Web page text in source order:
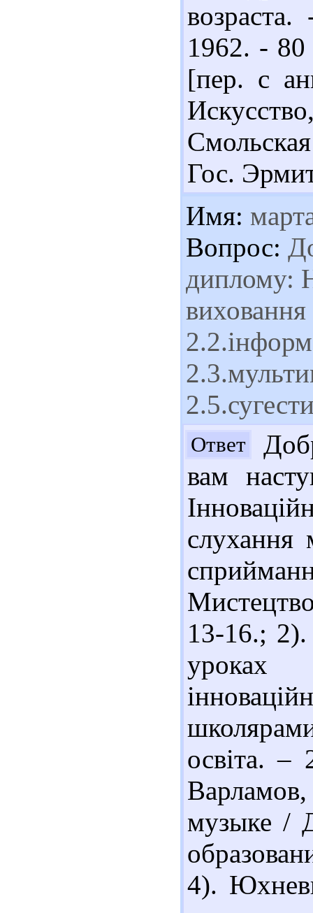
1962. -
[пер. с
Гос.
Имя:
Вопрос:
диплому:
виховання
Ответ
вам
слухання
13-16.;
уроках
освіта.
музыке /
4).